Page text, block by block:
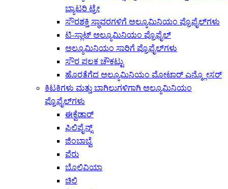
ಬ್ಯಾಟರಿ ಟ್ರೇ
ಸೌರಶಕ್ತಿ ಸ್ಥಾವರಗಳಿಗೆ ಅಲ್ಯೂಮಿನಿಯಂ ಪ್ರೊಫೈಲ್‌ಗಳು
ಟಿ-ಸ್ಲಾಟ್ ಅಲ್ಯೂಮಿನಿಯಂ ಪ್ರೊಫೈಲ್
ಅಲ್ಯೂಮಿನಿಯಂ ಸಾರಿಗೆ ಪ್ರೊಫೈಲ್‌ಗಳು
ಸೌರ ಫಲಕ ಚೌಕಟ್ಟು
ಹೊರತೆಗೆದ ಅಲ್ಯೂಮಿನಿಯಂ ಮೋಟಾರ್ ಎನ್ಕ್ಲೋಸರ್
ಕಿಟಕಿಗಳು ಮತ್ತು ಬಾಗಿಲುಗಳಿಗಾಗಿ ಅಲ್ಯೂಮಿನಿಯಂ
ಪ್ರೊಫೈಲ್‌ಗಳು
ಈಕ್ವೆಡಾರ್
ಫಿಲಿಪೈನ್ಸ್
ಜಿಂಬಾಬ್ವೆ
ಪೆರು
ಬೊಲಿವಿಯಾ
ಚಿಲಿ